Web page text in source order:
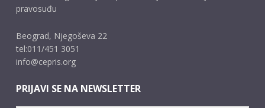
pravosuđu
Beograd, Njegoševa 22
tel:011/451 3051
info@cepris.org
PRIJAVI SE NA NEWSLETTER